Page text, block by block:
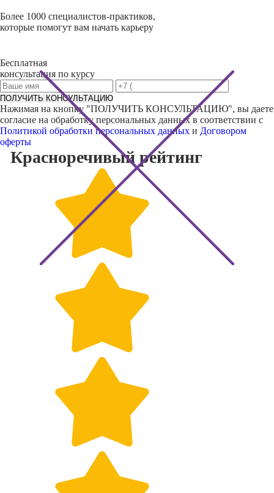
Более 1000 специалистов-практиков,
которые помогут вам начать карьеру
Бесплатная
консультация по курсу
ПОЛУЧИТЬ КОНСУЛЬТАЦИЮ
Нажимая на кнопку "ПОЛУЧИТЬ КОНСУЛЬТАЦИЮ", вы даете
согласие на обработку персональных данных в соответствии с
Политикой обработки персональных данных и Договором
оферты
Красноречивый рейтинг